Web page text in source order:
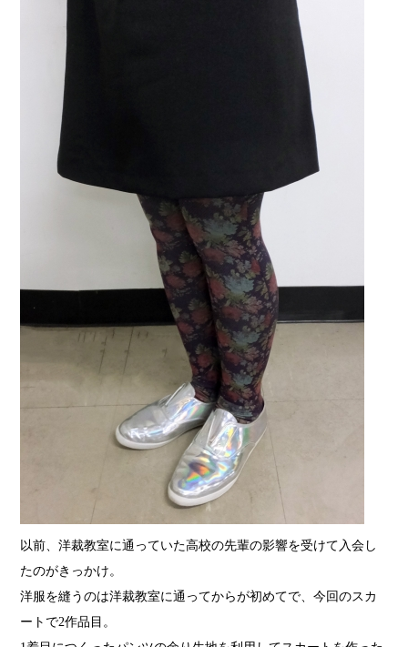
以前、洋裁教室に通っていた高校の先輩の影響を受けて入会し
たのがきっかけ。
洋服を縫うのは洋裁教室に通ってからが初めてで、今回のスカ
ートで2作品目。